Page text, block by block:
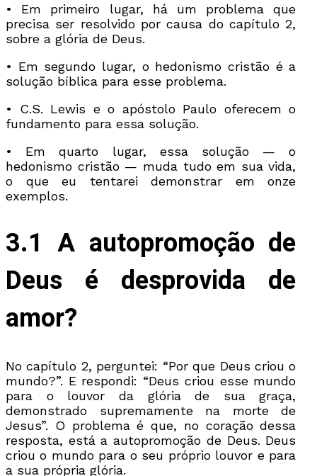
• Em primeiro lugar, há um problema que
precisa ser resolvido por causa do capítulo 2,
sobre a glória de Deus.
• Em segundo lugar, o hedonismo cristão é a
solução bíblica para esse problema.
• C.S. Lewis e o apóstolo Paulo oferecem o
fundamento para essa solução.
• Em quarto lugar, essa solução — o
hedonismo cristão — muda tudo em sua vida,
o que eu tentarei demonstrar em onze
exemplos.
3.1 A autopromoção de
Deus é desprovida de
amor?
No capítulo 2, perguntei: “Por que Deus criou o
mundo?”. E respondi: “Deus criou esse mundo
para o louvor da glória de sua graça,
demonstrado supremamente na morte de
Jesus”. O problema é que, no coração dessa
resposta, está a autopromoção de Deus. Deus
criou o mundo para o seu próprio louvor e para
a sua própria glória.